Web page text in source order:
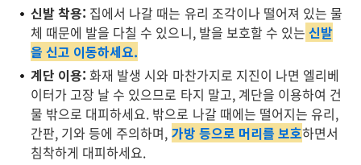
신발 착용: 집에서 나갈 때는 유리 조각이나 떨어져 있는 물
체 때문에 발을 다칠 수 있으니, 발을 보호할 수 있는 신발
을 신고 이동하세요.
계단 이용: 화재 발생 시와 마찬가지로 지진이 나면 엘리베
이터가 고장 날 수 있으므로 타지 말고, 계단을 이용하여 건
물 밖으로 대피하세요. 밖으로 나갈 때에는 떨어지는 유리,
간판, 기와 등에 주의하며, 가방 등으로 머리를 보호하면서
침착하게 대피하세요.